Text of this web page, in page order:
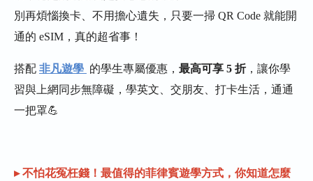
別再煩惱換卡、不用擔心遺失，只要一掃 QR Code 就能開
通的 eSIM，真的超省事！
搭配 非凡遊學 的學生專屬優惠， 最高可享 5 折，讓你學
習與上網同步無障礙，學英文、交朋友、打卡生活，通通
一把罩💪
▸ 不怕花冤枉錢！最值得的菲律賓遊學方式，你知道怎麼